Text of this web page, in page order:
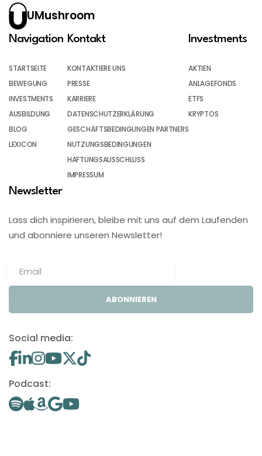
UMushroom
Navigation
STARTSEITE
BEWEGUNG
INVESTMENTS
AUSBILDUNG
BLOG
LEXICON
Kontakt
KONTAKTIERE UNS
PRESSE
KARRIERE
DATENSCHUTZERKLÄRUNG
GESCHÄFTSBEDINGUNGEN PARTNERS
NUTZUNGSBEDINGUNGEN
HAFTUNGSAUSSCHLUSS
IMPRESSUM
Investments
AKTIEN
ANLAGEFONDS
ETFS
KRYPTOS
Newsletter
Lass dich inspirieren, bleibe mit uns auf dem Laufenden
und abonniere unseren Newsletter!
ABONNIEREN
Social media:
Podcast: